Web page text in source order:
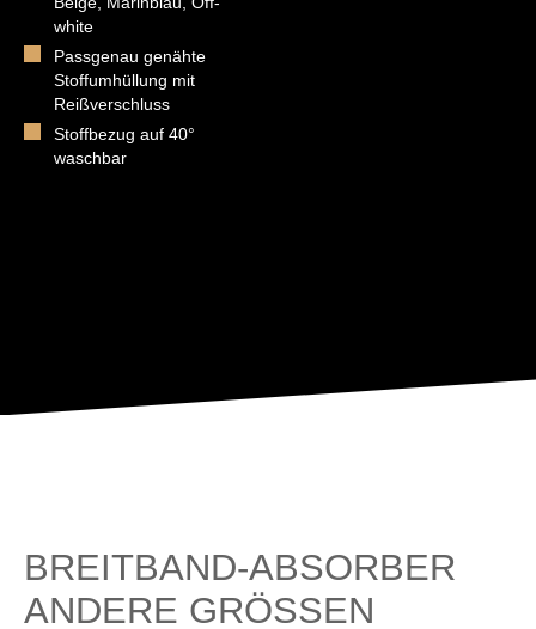
white
Passgenau genähte
Stoffumhüllung mit
Reißverschluss
Stoffbezug auf 40°
waschbar
BREITBAND-ABSORBER
ANDERE GRÖSSEN